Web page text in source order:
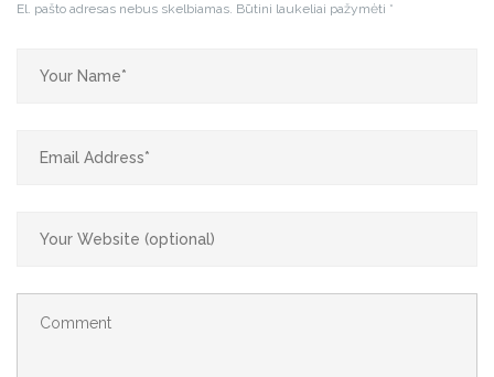
El. pašto adresas nebus skelbiamas. Būtini laukeliai pažymėti *